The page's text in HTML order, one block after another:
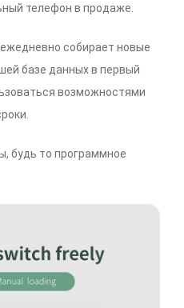
телефон в продаже.
собирает новые
базе данных в первый
возможностями
будь то программное